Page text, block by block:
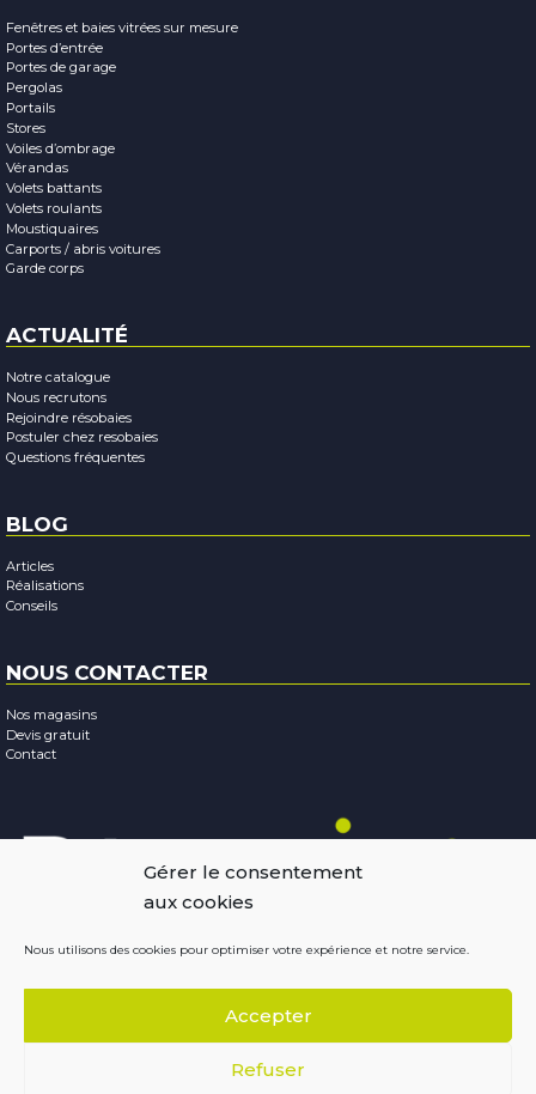
Gérer le consentement
aux cookies
Nous utilisons des cookies pour optimiser votre expérience et notre service.
Accepter
Refuser
Fenêtres et baies vitrées sur mesure
Portes d’entrée
Portes de garage
Pergolas
Portails
Stores
Voiles d’ombrage
Vérandas
Volets battants
Volets roulants
Moustiquaires
Carports / abris voitures
Garde corps
ACTUALITÉ
Notre catalogue
Nous recrutons
Rejoindre résobaies
Postuler chez resobaies
Questions fréquentes
BLOG
Articles
Réalisations
Conseils
NOUS CONTACTER
Nos magasins
Devis gratuit
Contact